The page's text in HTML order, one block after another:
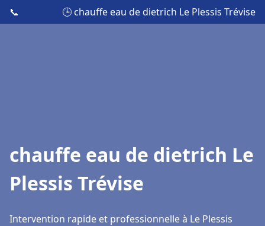
📞 🕒 chauffe eau de dietrich Le Plessis Trévise
chauffe eau de dietrich Le
Plessis Trévise
Intervention rapide et professionnelle à Le Plessis